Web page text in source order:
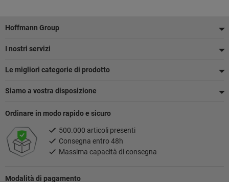
Piè
di
pagina
Hoffmann Group
I nostri servizi
Le migliori categorie di prodotto
Siamo a vostra disposizione
Modalità di pagamento
Ordinare in modo rapido e sicuro
500.000 articoli presenti
Consegna entro 48h
Massima capacità di consegna